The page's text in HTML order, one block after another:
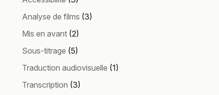
Analyse de films (3)
Mis en avant(2)
Sous-titrage (5)
Traduction audiovisuelle (1)
Transcription (3)